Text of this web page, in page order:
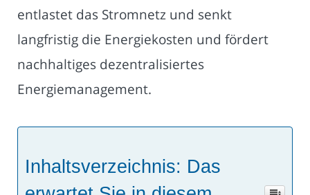
entlastet das Stromnetz und senkt
langfristig die Energiekosten und fördert
nachhaltiges dezentralisiertes
Energiemanagement.
Inhaltsverzeichnis: Das